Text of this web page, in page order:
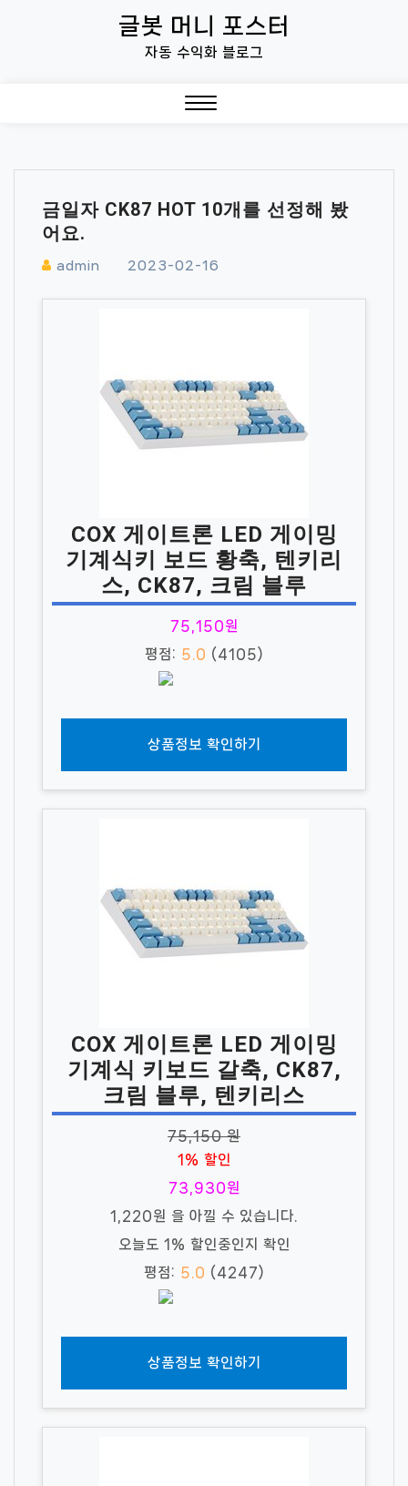
글봇 머니 포스터
자동 수익화 블로그
금일자 CK87 HOT 10개를 선정해 봤
어요.
admin 2023-02-16
COX 게이트론 LED 게이밍
기계식키 보드 황축, 텐키리
스, CK87, 크림 블루
75,150원
평점: 5.0 (4105)
상품정보 확인하기
COX 게이트론 LED 게이밍
기계식 키보드 갈축, CK87,
크림 블루, 텐키리스
75,150 원
1% 할인
73,930원
1,220원 을 아낄 수 있습니다.
오늘도 1% 할인중인지 확인
평점: 5.0 (4247)
상품정보 확인하기